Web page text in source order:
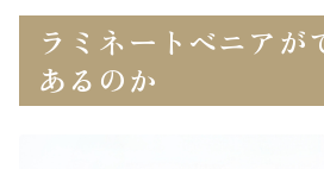
ラミネートベニアが
あるのか